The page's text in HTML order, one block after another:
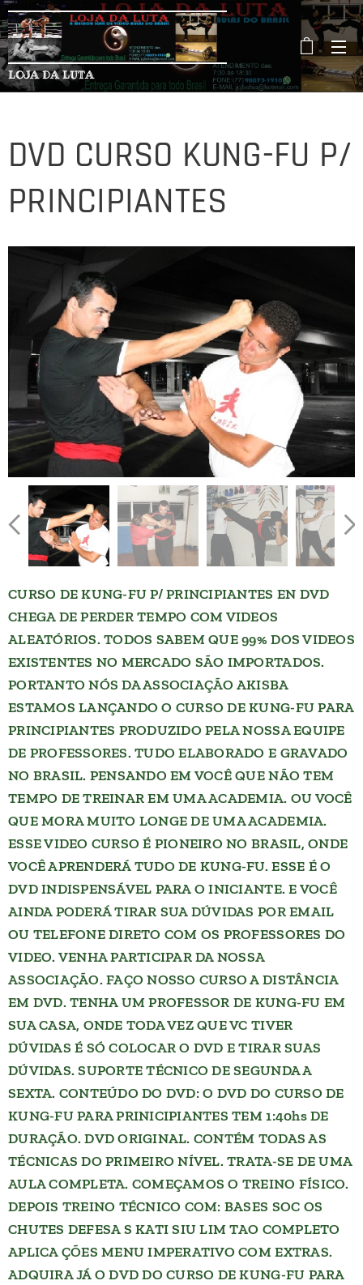
LOJA DA LUTA
DVD CURSO KUNG-FU P/
PRINCIPIANTES
CURSO DE KUNG-FU P/ PRINCIPIANTES EN DVD
CHEGA DE PERDER TEMPO COM VIDEOS
ALEATÓRIOS. TODOS SABEM QUE 99% DOS VIDEOS
EXISTENTES NO MERCADO SÃO IMPORTADOS.
PORTANTO NÓS DA ASSOCIAÇÃO AKISBA
ESTAMOS LANÇANDO O CURSO DE KUNG-FU PARA
PRINCIPIANTES PRODUZIDO PELA NOSSA EQUIPE
DE PROFESSORES. TUDO ELABORADO E GRAVADO
NO BRASIL. PENSANDO EM VOCÊ QUE NÃO TEM
TEMPO DE TREINAR EM UMA ACADEMIA. OU VOCÊ
QUE MORA MUITO LONGE DE UMA ACADEMIA.
ESSE VIDEO CURSO É PIONEIRO NO BRASIL, ONDE
VOCÊ APRENDERÁ TUDO DE KUNG-FU. ESSE É O
DVD INDISPENSÁVEL PARA O INICIANTE. E VOCÊ
AINDA PODERÁ TIRAR SUA DÚVIDAS POR EMAIL
OU TELEFONE DIRETO COM OS PROFESSORES DO
VIDEO. VENHA PARTICIPAR DA NOSSA
ASSOCIAÇÃO. FAÇO NOSSO CURSO A DISTÂNCIA
EM DVD. TENHA UM PROFESSOR DE KUNG-FU EM
SUA CASA, ONDE TODA VEZ QUE VC TIVER
DÚVIDAS É SÓ COLOCAR O DVD E TIRAR SUAS
DÚVIDAS. SUPORTE TÉCNICO DE SEGUNDA A
SEXTA. CONTEÚDO DO DVD: O DVD DO CURSO DE
KUNG-FU PARA PRINICIPIANTES TEM 1:40hs DE
DURAÇÃO. DVD ORIGINAL. CONTÉM TODAS AS
TÉCNICAS DO PRIMEIRO NÍVEL. TRATA-SE DE UMA
AULA COMPLETA. COMEÇAMOS O TREINO FÍSICO.
DEPOIS TREINO TÉCNICO COM: BASES SOC OS
CHUTES DEFESA S KATI SIU LIM TAO COMPLETO
APLICA ÇÕES MENU IMPERATIVO COM EXTRAS.
ADQUIRA JÁ O DVD DO CURSO DE KUNG-FU PARA